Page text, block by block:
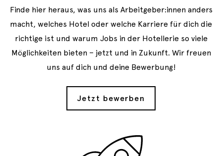
Finde hier heraus, was uns als Arbeitgeber:innen anders
macht, welches Hotel oder welche Karriere für dich die
richtige ist und warum Jobs in der Hotellerie so viele
Möglichkeiten bieten – jetzt und in Zukunft. Wir freuen
uns auf dich und deine Bewerbung!
Jetzt bewerben